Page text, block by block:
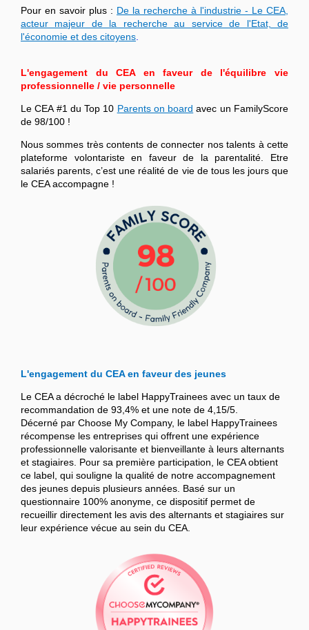
Pour en savoir plus : De la recherche à l'industrie - Le CEA,
acteur majeur de la recherche au service de l'Etat, de
l'économie et des citoyens
L'engagement du CEA en faveur de l'équilibre vie
professionnelle / vie personnelle
Le CEA #1 du Top 10 Parents on board avec un FamilyScore
de 98/100 !
Nous sommes très contents de connecter nos talents à cette
plateforme volontariste en faveur de la parentalité. Etre
salariés parents, c’est une réalité de vie de tous les jours que
le CEA accompagne !
L'engagement du CEA en faveur des jeunes
Le CEA a décroché le label HappyTrainees avec un taux de
recommandation de 93,4% et une note de 4,15/5.
Décerné par Choose My Company, le label HappyTrainees
récompense les entreprises qui offrent une expérience
professionnelle valorisante et bienveillante à leurs alternants
et stagiaires. Pour sa première participation, le CEA obtient
ce label, qui souligne la qualité de notre accompagnement
des jeunes depuis plusieurs années. Basé sur un
questionnaire 100% anonyme, ce dispositif permet de
recueillir directement les avis des alternants et stagiaires sur
leur expérience vécue au sein du CEA.